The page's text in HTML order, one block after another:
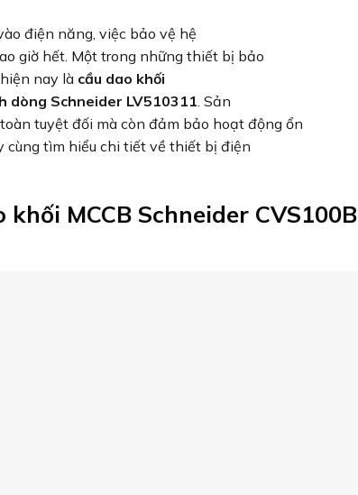
điện năng, việc bảo vệ hệ
giờ hết. Một trong những thiết bị bảo
nay là cầu dao khối
dòng Schneider LV510311. Sản
tuyệt đối mà còn đảm bảo hoạt động ổn
cùng tìm hiểu chi tiết về thiết bị điện
MCCB Schneider CVS100B